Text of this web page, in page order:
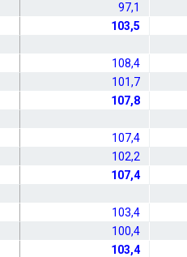
97,1
103,5
108,4
101,7
107,8
107,4
102,2
107,4
103,4
100,4
103,4